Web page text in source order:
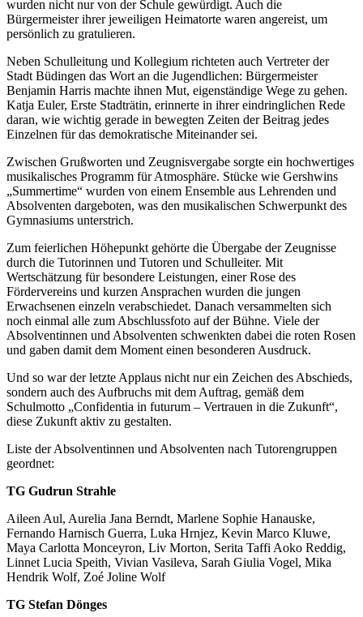
wurden nicht nur von der Schule gewürdigt. Auch die
Bürgermeister ihrer jeweiligen Heimatorte waren angereist, um
persönlich zu gratulieren.
Neben Schulleitung und Kollegium richteten auch Vertreter der
Stadt Büdingen das Wort an die Jugendlichen: Bürgermeister
Benjamin Harris machte ihnen Mut, eigenständige Wege zu gehen.
Katja Euler, Erste Stadträtin, erinnerte in ihrer eindringlichen Rede
daran, wie wichtig gerade in bewegten Zeiten der Beitrag jedes
Einzelnen für das demokratische Miteinander sei.
Zwischen Grußworten und Zeugnisvergabe sorgte ein hochwertiges
musikalisches Programm für Atmosphäre. Stücke wie Gershwins
„Summertime“ wurden von einem Ensemble aus Lehrenden und
Absolventen dargeboten, was den musikalischen Schwerpunkt des
Gymnasiums unterstrich.
Zum feierlichen Höhepunkt gehörte die Übergabe der Zeugnisse
durch die Tutorinnen und Tutoren und Schulleiter. Mit
Wertschätzung für besondere Leistungen, einer Rose des
Fördervereins und kurzen Ansprachen wurden die jungen
Erwachsenen einzeln verabschiedet. Danach versammelten sich
noch einmal alle zum Abschlussfoto auf der Bühne. Viele der
Absolventinnen und Absolventen schwenkten dabei die roten Rosen
und gaben damit dem Moment einen besonderen Ausdruck.
Und so war der letzte Applaus nicht nur ein Zeichen des Abschieds,
sondern auch des Aufbruchs mit dem Auftrag, gemäß dem
Schulmotto „Confidentia in futurum – Vertrauen in die Zukunft“,
diese Zukunft aktiv zu gestalten.
Liste der Absolventinnen und Absolventen nach Tutorengruppen
geordnet:
TG Gudrun Strahle
Aileen Aul, Aurelia Jana Berndt, Marlene Sophie Hanauske,
Fernando Harnisch Guerra, Luka Hrnjez, Kevin Marco Kluwe,
Maya Carlotta Monceyron, Liv Morton, Serita Taffi Aoko Reddig,
Linnet Lucia Speith, Vivian Vasileva, Sarah Giulia Vogel, Mika
Hendrik Wolf, Zoé Joline Wolf
TG Stefan Dönges